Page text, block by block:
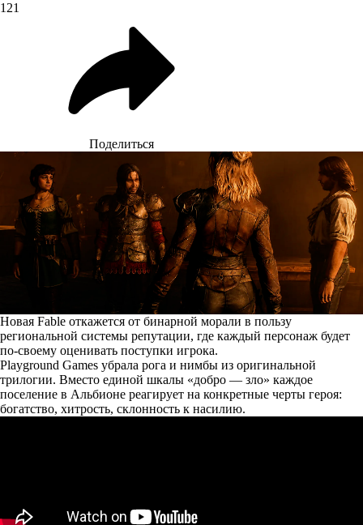
121
Поделиться
Новая Fable откажется от бинарной морали в пользу
региональной системы репутации, где каждый персонаж будет
по-своему оценивать поступки игрока.
Playground Games убрала рога и нимбы из оригинальной
трилогии. Вместо единой шкалы «добро — зло» каждое
поселение в Альбионе реагирует на конкретные черты героя:
богатство, хитрость, склонность к насилию.